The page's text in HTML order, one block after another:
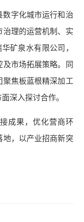
数字化城市运行和治
治理的运营机制、实
矿泉水有限公司，
市场拓展策略。同
聚焦板蓝根精深加工
深入探讨合作。
成果，优化营商环
地，以产业招商新突